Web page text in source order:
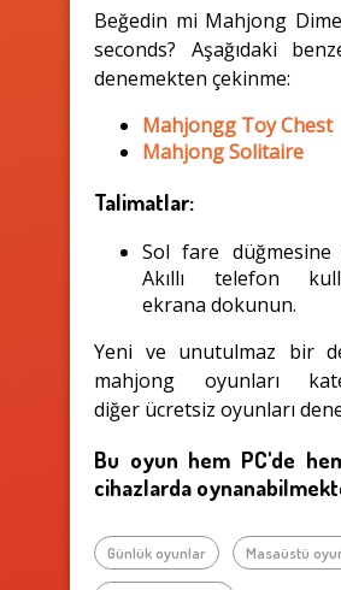
Beğedin mi Mahjong
seconds? Aşağıdaki
denemekten çekinme:
Mahjongg Toy Chest
Mahjong Solitaire
Talimatlar:
Sol fare düğmesine
Akıllı telefon
ekrana dokunun.
Yeni ve unutulmaz bir
mahjong oyunları
diğer ücretsiz oyunları
Bu oyun hem PC'de
cihazlarda
Günlük oyunlar Masaüstü